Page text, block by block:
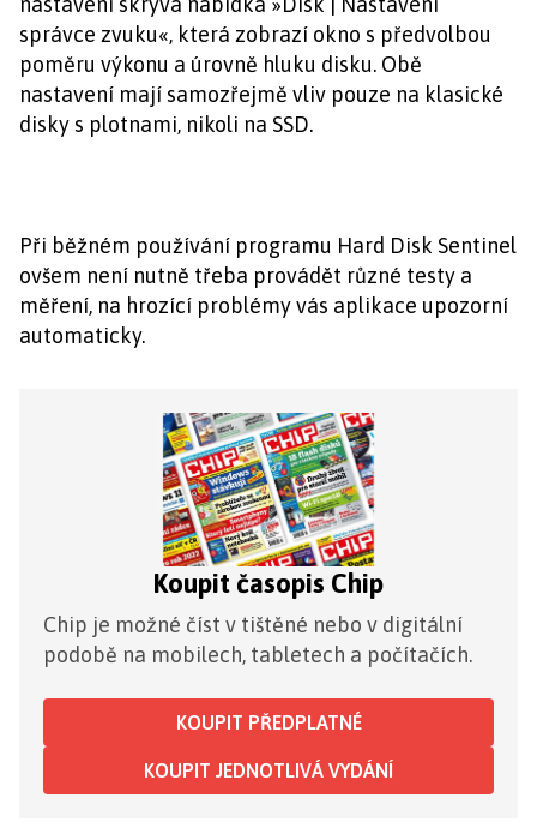
správce zvuku«, která zobrazí okno s předvolbou
poměru výkonu a úrovně hluku disku. Obě
nastavení mají samozřejmě vliv pouze na klasické
disky s plotnami, nikoli na SSD.
Při běžném používání programu Hard Disk Sentinel
ovšem není nutně třeba provádět různé testy a
měření, na hrozící problémy vás aplikace upozorní
automaticky.
Koupit časopis Chip
Chip je možné číst v tištěné nebo v digitální
podobě na mobilech, tabletech a počítačích.
KOUPIT PŘEDPLATNÉ
KOUPIT JEDNOTLIVÁ VYDÁNÍ